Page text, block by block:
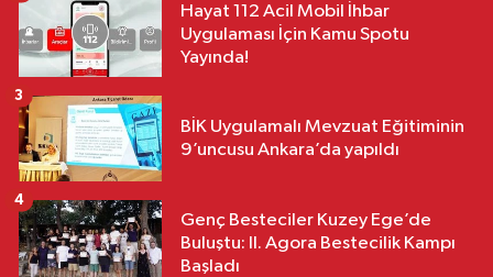
Hayat 112 Acil Mobil İhbar
Uygulaması İçin Kamu Spotu
Yayında!
BİK Uygulamalı Mevzuat Eğitiminin
9’uncusu Ankara’da yapıldı
3
Genç Besteciler Kuzey Ege’de
Buluştu: II. Agora Bestecilik Kampı
Başladı
4